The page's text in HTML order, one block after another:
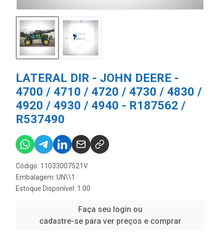
LATERAL DIR - JOHN DEERE -
4700 / 4710 / 4720 / 4730 / 4830 /
4920 / 4930 / 4940 - R187562 /
R537490
Código: 11033007521V
Embalagem: UN\\1
Estoque Disponível: 1.00
Faça seu login ou
cadastre-se para ver preços e comprar